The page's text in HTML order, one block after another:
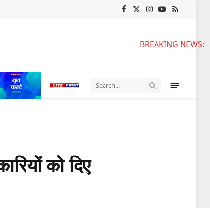
Facebook
X
Instagram
YouTube
RSS
BREAKING NEWS:
को दिए